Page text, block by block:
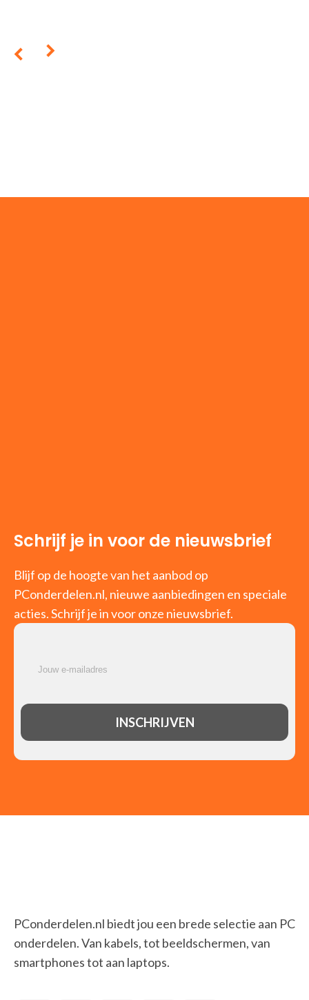
Schrijf je in voor de nieuwsbrief
Blijf op de hoogte van het aanbod op
PConderdelen.nl, nieuwe aanbiedingen en speciale
acties. Schrijf je in voor onze nieuwsbrief.
PConderdelen.nl biedt jou een brede selectie aan PC
onderdelen. Van kabels, tot beeldschermen, van
smartphones tot aan laptops.